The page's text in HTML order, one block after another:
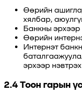
Өөрийн
хялбар,
Банкны эрхээр
Өөрийн
Интернэт
эрхээр
2.4 Тоон гарын